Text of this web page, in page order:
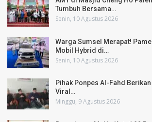
Tumbuh Bersama…
Senin, 10 Agustus 2026
Warga Sumsel Merapat!
Mobil Hybrid di…
Senin, 10 Agustus 2026
Pihak Ponpes Al-Fahd
Viral…
Minggu, 9 Agustus 2026